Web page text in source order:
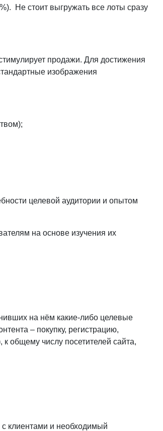
Не стоит выгружать все лоты сразу
продажи. Для достижения
изображения
целевой аудитории и опытом
на основе изучения их
на нём какие-либо целевые
– покупку, регистрацию,
общему числу посетителей сайта,
клиентами и необходимый